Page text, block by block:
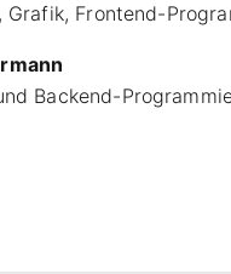
Grafik, Frontend-
Backend-